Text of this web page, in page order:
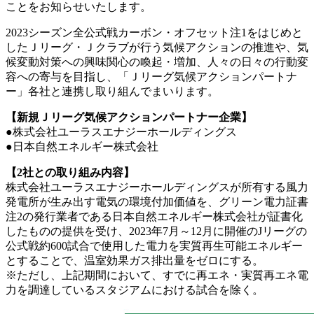
ことをお知らせいたします。
2023シーズン全公式戦カーボン・オフセット注1をはじめと
したＪリーグ・Ｊクラブが行う気候アクションの推進や、気
候変動対策への興味関心の喚起・増加、人々の日々の行動変
容への寄与を目指し、「Ｊリーグ気候アクションパートナ
ー」各社と連携し取り組んでまいります。
【新規Ｊリーグ気候アクションパートナー企業】
●株式会社ユーラスエナジーホールディングス
●日本自然エネルギー株式会社
【2社との取り組み内容】
株式会社ユーラスエナジーホールディングスが所有する風力
発電所が生み出す電気の環境付加価値を、グリーン電力証書
注2の発行業者である日本自然エネルギー株式会社が証書化
したものの提供を受け、2023年7月～12月に開催のJリーグの
公式戦約600試合で使用した電力を実質再生可能エネルギー
とすることで、温室効果ガス排出量をゼロにする。
※ただし、上記期間において、すでに再エネ・実質再エネ電
力を調達しているスタジアムにおける試合を除く。